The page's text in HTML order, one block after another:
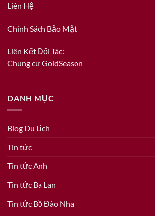
Liên Hệ
Chính Sách Bảo Mật
Liên Kết Đối Tác:
Chung cư GoldSeason
DANH MỤC
Blog Du Lịch
Tin tức
Tin tức Anh
Tin tức Ba Lan
Tin tức Bồ Đào Nha